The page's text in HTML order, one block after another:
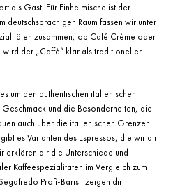
als Gast. Für Einheimische ist der
deutschsprachigen Raum fassen wir unter
zusammen, ob Café Crème oder
wird der „Caffè“ klar als traditioneller
um den authentischen italienischen
und die Besonderheiten, die
auch über die italienischen Grenzen
es Varianten des Espressos, die wir dir
erklären dir die Unterschiede und
Kaffeespezialitäten im Vergleich zum
Profi-Baristi zeigen dir